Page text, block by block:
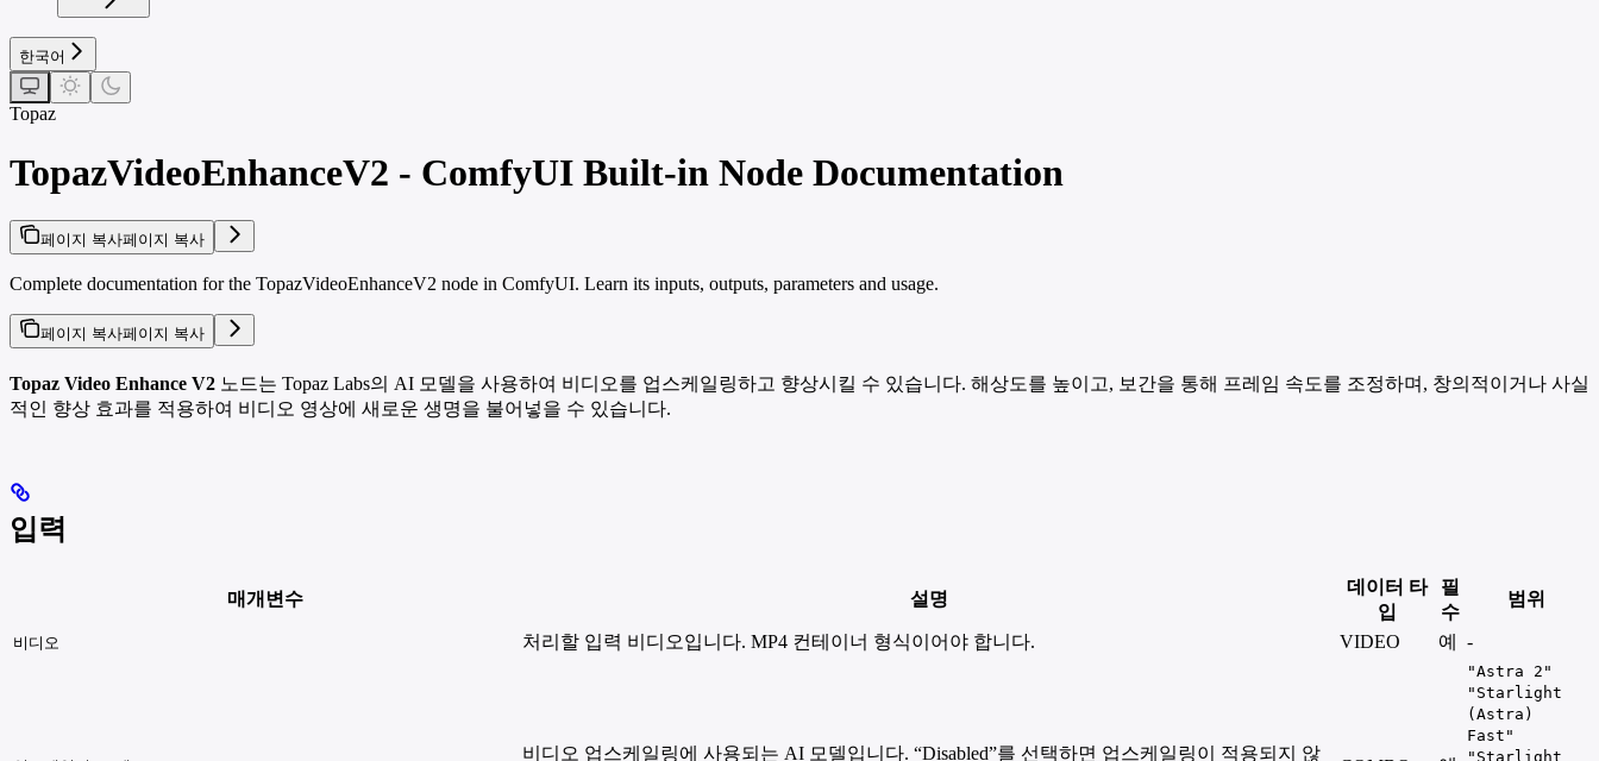
한국어
Topaz
TopazVideoEnhanceV2 - ComfyUI Built-in Node Documentation
페이지 복사페이지 복사
Complete documentation for the TopazVideoEnhanceV2 node in ComfyUI. Learn its inputs, outputs, parameters and usage.
페이지 복사페이지 복사
Topaz Video Enhance V2 노드는 Topaz Labs의 AI 모델을 사용하여 비디오를 업스케일링하고 향상시킬 수 있습니다. 해상도를 높이고, 보간을 통해 프레임 속도를 조정하며, 창의적이거나 사실
적인 향상 효과를 적용하여 비디오 영상에 새로운 생명을 불어넣을 수 있습니다.
입력
매개변수 설명
데이터 타
입
필
수
범위
비디오 처리할 입력 비디오입니다. MP4 컨테이너 형식이어야 합니다. VIDEO 예 -
비디오 업스케일링에 사용되는 AI 모델입니다. “Disabled”를 선택하면 업스케일링이 적용되지 않
"Astra 2"
"Starlight
(Astra)
Fast"
"Starlight